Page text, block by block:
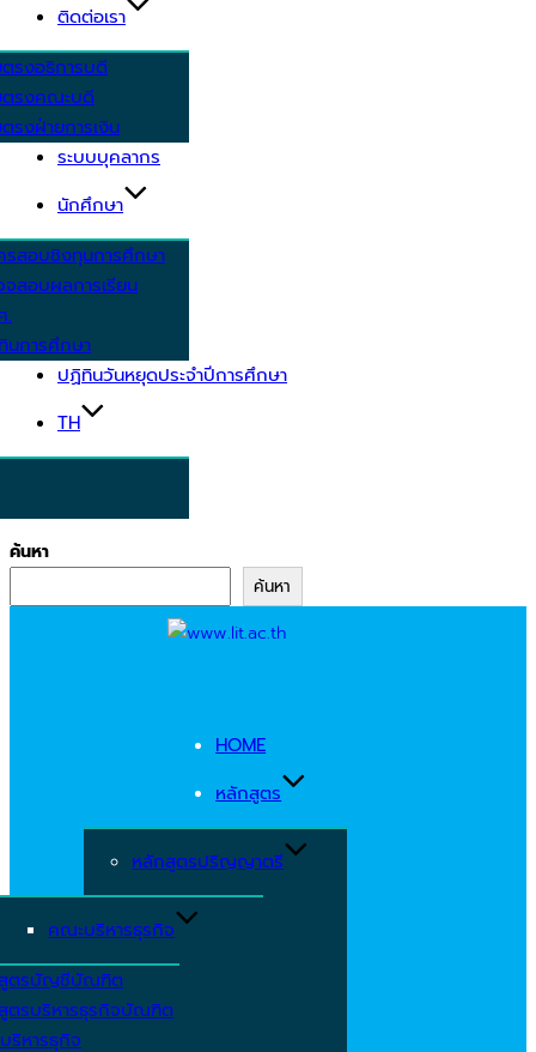
ติดต่อเรา
รงอธิการบดี
ตรงคณะบดี
รงฝ่ายการเงิน
ระบบบุคลากร
นักศึกษา
รสอบชิงทุนการศึกษา
สอบผลการเรียน
.
นการศึกษา
ปฏิทินวันหยุดประจำปีการศึกษา
TH
ค้นหา
ค้นหา
HOME
หลักสูตร
หลักสูตรปริญญาตรี
คณะบริหารธุรกิจ
ตรบัญชีบัณฑิต
ตรบริหารธุรกิจบัณฑิต
ริหารธุกิจ